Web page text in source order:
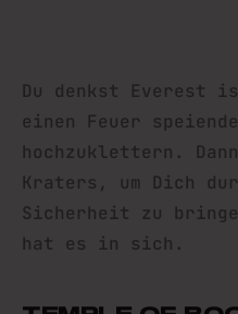
Du denkst Everest
einen Feuer
hochzuklettern.
Kraters, um Dich
Sicherheit zu
hat es in sich.